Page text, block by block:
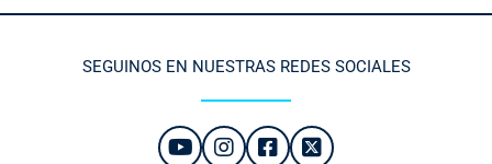
SEGUINOS EN NUESTRAS REDES SOCIALES